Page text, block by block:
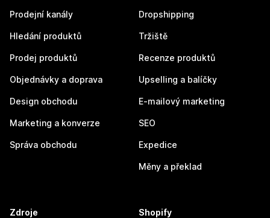
Prodejní kanály
Hledání produktů
Prodej produktů
Objednávky a doprava
Design obchodu
Marketing a konverze
Správa obchodu
Dropshipping
Tržiště
Recenze produktů
Upselling a balíčky
E-mailový marketing
SEO
Expedice
Měny a překlad
Zdroje Shopify